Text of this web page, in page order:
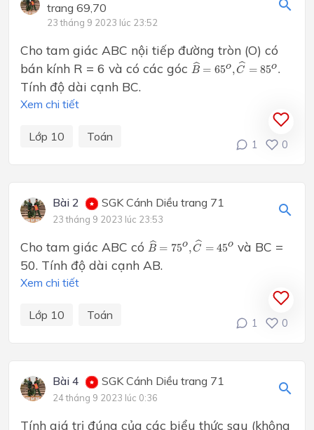
trang 69,70
23 tháng 9 2023 lúc 23:52
Cho tam giác ABC nội tiếp đường tròn (O) có
bán kính R = 6 và có các góc ˆ
B = 65o, ˆ
C = 85o.
B^ = 65o C^ 85 o
Tính độ dài cạnh BC.
Xem chi tiết
Lớp 10 Toán
1 0
Bài 2 SGK Cánh Diều trang 71
23 tháng 9 2023 lúc 23:53
Cho tam giác ABC có ˆ
B = 75o, ˆ
C = 45o
B^ 75o C^ o và BC =
50. Tính độ dài cạnh AB.
Xem chi tiết
Lớp 10 Toán
1 0
Bài 4 SGK Cánh Diều trang 71
24 tháng 9 2023 lúc 0:36
Tính giá trị đúng của các biểu thức sau (không